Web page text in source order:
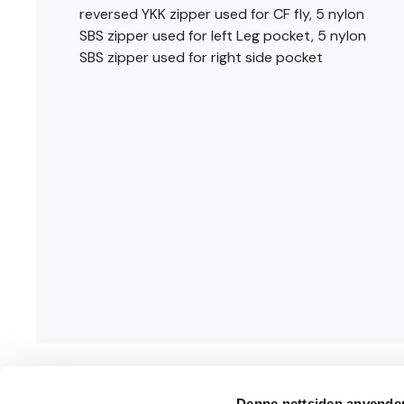
reversed YKK zipper used for CF fly, 5 nylon
SBS zipper used for left Leg pocket, 5 nylon
SBS zipper used for right side pocket